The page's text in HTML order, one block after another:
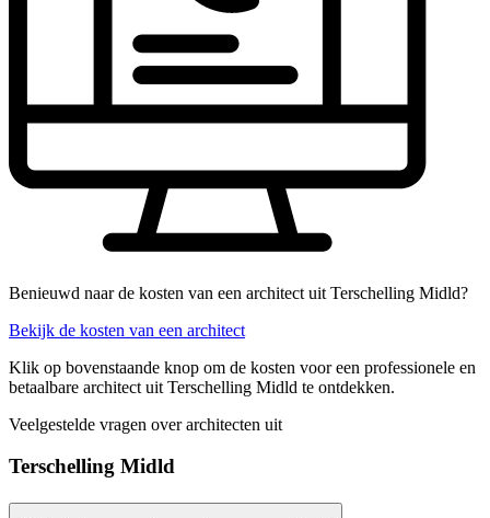
Benieuwd naar de kosten van een architect uit Terschelling Midld?
Bekijk de kosten van een architect
Klik op bovenstaande knop om de kosten voor een professionele en
betaalbare architect uit Terschelling Midld te ontdekken.
Veelgestelde vragen over architecten uit
Terschelling Midld